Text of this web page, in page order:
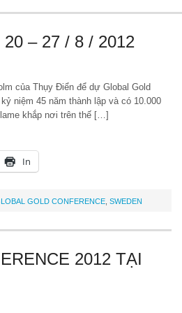
– 27 / 8 / 2012
của Thụy Điển để dự Global Gold
niệm 45 năm thành lập và có 10.000
khắp nơi trên thế […]
In
GOLD CONFERENCE SWEDEN
2012 TẠI